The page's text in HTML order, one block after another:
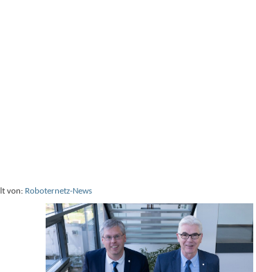
von: Roboternetz-News